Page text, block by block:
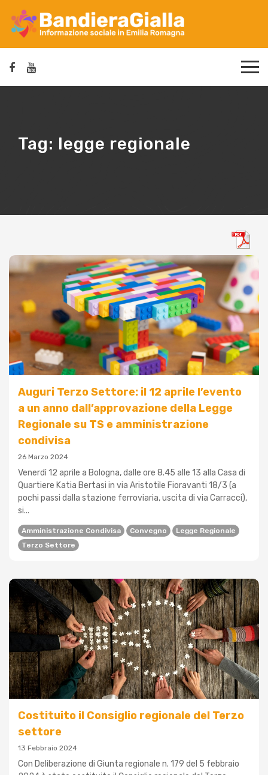
Tag: legge regionale
Auguri Terzo Settore: il 12 aprile l’evento
a un anno dall’approvazione della Legge
Regionale su TS e amministrazione
condivisa
26 Marzo 2024
Venerdì 12 aprile a Bologna, dalle ore 8.45 alle 13 alla Casa di
Quartiere Katia Bertasi in via Aristotile Fioravanti 18/3 (a
pochi passi dalla stazione ferroviaria, uscita di via Carracci),
si...
Amministrazione Condivisa Convegno
Legge Regionale
Terzo Settore
Costituito il Consiglio regionale del Terzo
settore
13 Febbraio 2024
Con Deliberazione di Giunta regionale n. 179 del 5 febbraio